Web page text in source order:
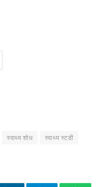
स्वाथ्य शोध
स्वाथ्य स्टडी